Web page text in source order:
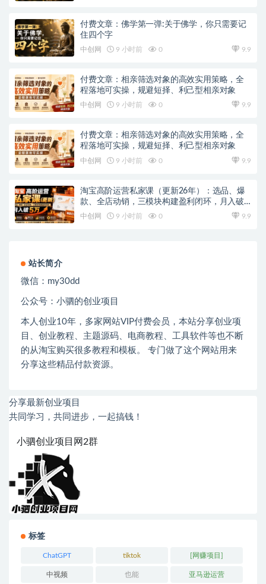
付费文章：佛学第一弹:关于佛学，你只需要记
住四个字
中创网 9 小时前 0 9.9
付费文章：相亲筛选对象的高效实用策略，全
程落地可实操，规避短择、利己型相亲对象
中创网 9 小时前 0 9.9
付费文章：相亲筛选对象的高效实用策略，全
程落地可实操，规避短择、利己型相亲对象
中创网 9 小时前 0 9.9
淘宝高阶运营私家课（更新26年）：选品、爆
款、全店动销，三模块构建盈利闭环，月入破5
万
中创网 9 小时前 0 9.9
站长简介
微信： my30dd
公众号：小驷的创业项目
本人创业10年，多家网站VIP付费会员，本站分享创业项
目、创业教程、主题源码、电商教程、工具软件等也不断
的从淘宝购买很多教程和模板。 专门做了这个网站用来
分享这些精品付款资源。
分享最新创业项目
共同学习，共同进步，一起搞钱！
小驷创业项目网2群
标签
ChatGPT tiktok [网赚项目]
中视频 也能 亚马逊运营